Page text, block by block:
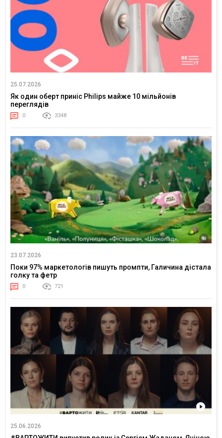
25.07.2026
Як один оберт приніс Philips майже 10 мільйонів
переглядів
0 3348
23.07.2026
Поки 97% маркетологів пишуть промпти, Галичина дістала
голку та фетр
0 721
25.06.2026